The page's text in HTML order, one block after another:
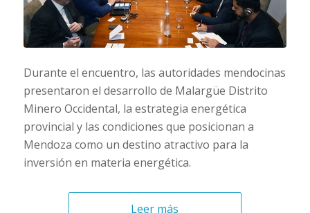
Durante el encuentro, las autoridades mendocinas
presentaron el desarrollo de Malargüe Distrito
Minero Occidental, la estrategia energética
provincial y las condiciones que posicionan a
Mendoza como un destino atractivo para la
inversión en materia energética.
Leer más